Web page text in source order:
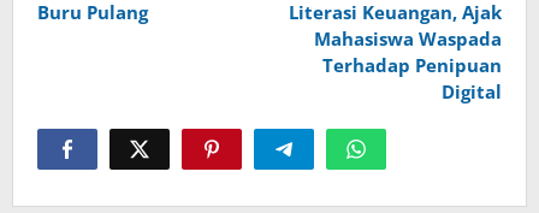
Buru Pulang
Literasi Keuangan, Ajak
Mahasiswa Waspada
Terhadap Penipuan
Digital